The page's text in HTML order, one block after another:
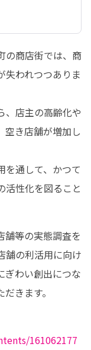
の商店街では、商
失われつつありま
、店主の高齢化や
空き店舗が増加し
を通して、かつて
活性化を図ること
等の実態調査を
舗の利活用に向け
ぎわい創出につな
きます。
161062177